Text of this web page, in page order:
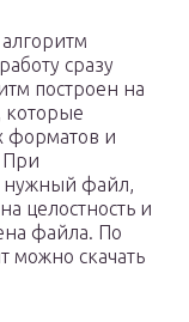
сразу
построен на
которые
форматов и
При
нужный файл,
целостность и
файла. По
можно скачать